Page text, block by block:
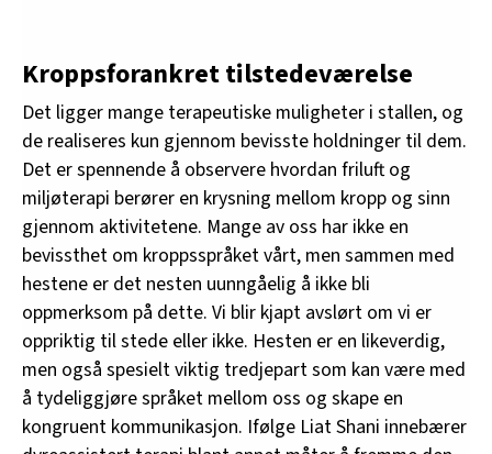
Kroppsforankret tilstedeværelse
Det ligger mange terapeutiske muligheter i stallen, og
de realiseres kun gjennom bevisste holdninger til dem.
Det er spennende å observere hvordan friluft og
miljøterapi berører en krysning mellom kropp og sinn
gjennom aktivitetene. Mange av oss har ikke en
bevissthet om kroppsspråket vårt, men sammen med
hestene er det nesten uunngåelig å ikke bli
oppmerksom på dette. Vi blir kjapt avslørt om vi er
oppriktig til stede eller ikke. Hesten er en likeverdig,
men også spesielt viktig tredjepart som kan være med
å tydeliggjøre språket mellom oss og skape en
kongruent kommunikasjon. Ifølge Liat Shani innebærer